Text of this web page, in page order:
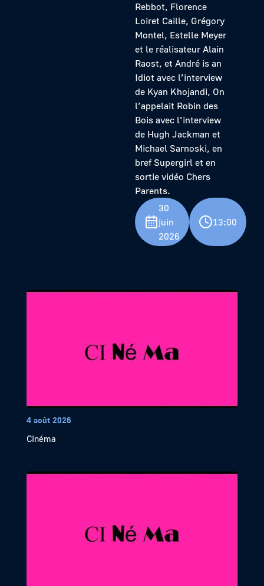
Rebbot, Florence
Loiret Caille, Grégory
Montel, Estelle Meyer
et le réalisateur Alain
Raost, et André is an
Idiot avec l’interview
de Kyan Khojandi, On
l’appelait Robin des
Bois avec l’interview
de Hugh Jackman et
Michael Sarnoski, en
bref Supergirl et en
sortie vidéo Chers
Parents.
30
juin
2026
13:00
4 août 2026
Cinéma